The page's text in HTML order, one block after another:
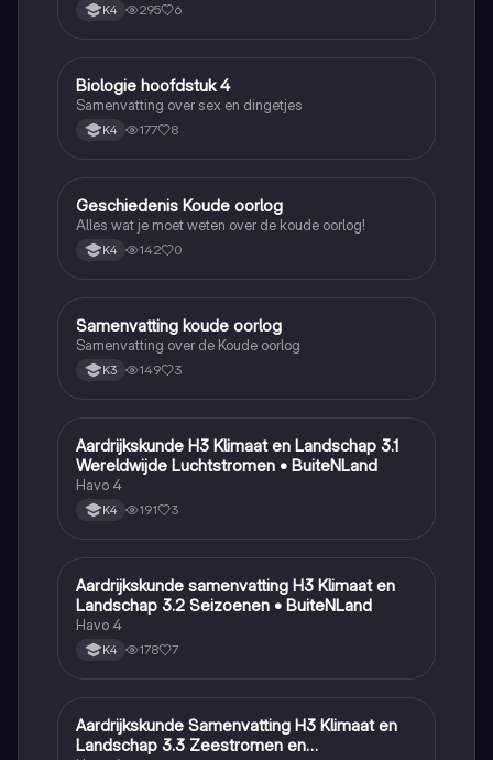
K4 295 6
Biologie
Biologie hoofdstuk 4
Samenvatting over sex en dingetjes
K4 177 8
Geschiedenis
Geschiedenis Koude oorlog
Alles wat je moet weten over de koude oorlog!
K4 142 0
Geschiedenis
Samenvatting koude oorlog
Samenvatting over de Koude oorlog
K3 149 3
Aardrijkskunde
Aardrijkskunde H3 Klimaat en Landschap 3.1
Wereldwijde Luchtstromen • BuiteNLand
Havo 4
K4 191 3
Aardrijkskunde
Aardrijkskunde samenvatting H3 Klimaat en
Landschap 3.2 Seizoenen • BuiteNLand
Havo 4
K4 178 7
Aardrijkskunde
Aardrijkskunde Samenvatting H3 Klimaat en
Landschap 3.3 Zeestromen en